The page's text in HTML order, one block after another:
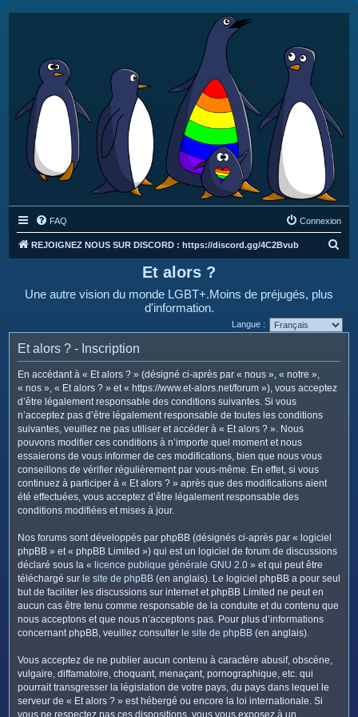
FAQ Connexion
REJOIGNEZ NOUS SUR DISCORD : https://discord.gg/4C2Bvub
e
Et alors ?
Une autre vision du monde LGBT+.Moins de préjugés, plus
d'information.
Langue :
Et alors ? - Inscription
En accédant à « Et alors ? » (désigné ci-après par « nous », « notre »,
« nos », « Et alors ? » et « https://www.et-alors.net/forum »), vous acceptez
d’être légalement responsable des conditions suivantes. Si vous
n’acceptez pas d’être légalement responsable de toutes les conditions
suivantes, veuillez ne pas utiliser et accéder à « Et alors ? ». Nous
pouvons modifier ces conditions à n’importe quel moment et nous
essaierons de vous informer de ces modifications, bien que nous vous
conseillons de vérifier régulièrement par vous-même. En effet, si vous
continuez à participer à « Et alors ? » après que des modifications aient
été effectuées, vous acceptez d’être légalement responsable des
conditions modifiées et mises à jour.
Nos forums sont développés par phpBB (désignés ci-après par « logiciel
phpBB » et « phpBB Limited ») qui est un logiciel de forum de discussions
déclaré sous la « licence publique générale GNU 2.0 » et qui peut être
téléchargé sur le site de phpBB (en anglais). Le logiciel phpBB a pour seul
but de faciliter les discussions sur internet et phpBB Limited ne peut en
aucun cas être tenu comme responsable de la conduite et du contenu que
nous acceptons et que nous n’acceptons pas. Pour plus d’informations
concernant phpBB, veuillez consulter le site de phpBB (en anglais).
Vous acceptez de ne publier aucun contenu à caractère abusif, obscène,
vulgaire, diffamatoire, choquant, menaçant, pornographique, etc. qui
pourrait transgresser la législation de votre pays, du pays dans lequel le
serveur de « Et alors ? » est hébergé ou encore la loi internationale. Si
vous ne respectez pas ces dispositions, vous vous exposez à un